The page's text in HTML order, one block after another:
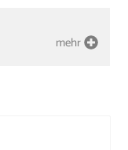
mehr